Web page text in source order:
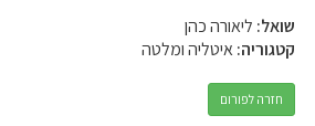
שואל: ליאורה כהן
קטגוריה:איטליה ומלטה
חזרה לפורום